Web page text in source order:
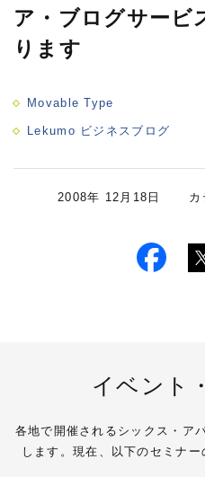
ア・ブログサービ
ります
Movable Type
Lekumo ビジネスブログ
2008年 12月18日 カ
イベント
各地で開催されるシックス・ア
します。現在、以下のセミナ